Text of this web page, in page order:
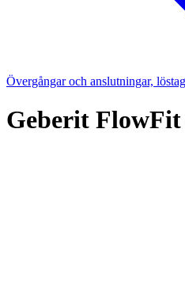
Övergångar och anslutningar,
Geberit